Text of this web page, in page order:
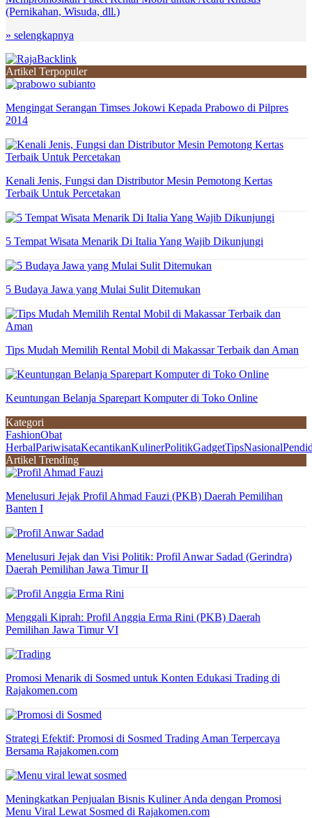
(Pernikahan, Wisuda, dll.)
» selengkapnya
Artikel Terpopuler
Mengingat Serangan Timses Jokowi Kepada Prabowo di Pilpres
2014
Kenali Jenis, Fungsi dan Distributor Mesin Pemotong Kertas
Terbaik Untuk Percetakan
5 Tempat Wisata Menarik Di Italia Yang Wajib Dikunjungi
5 Budaya Jawa yang Mulai Sulit Ditemukan
Tips Mudah Memilih Rental Mobil di Makassar Terbaik dan Aman
Keuntungan Belanja Sparepart Komputer di Toko Online
Kategori
FashionObat
HerbalPariwisataKecantikanKulinerPolitikGadgetTipsNasional
Artikel Trending
Menelusuri Jejak Profil Ahmad Fauzi (PKB) Daerah Pemilihan
Banten I
Menelusuri Jejak dan Visi Politik: Profil Anwar Sadad (Gerindra)
Daerah Pemilihan Jawa Timur II
Menggali Kiprah: Profil Anggia Erma Rini (PKB) Daerah
Pemilihan Jawa Timur VI
Promosi Menarik di Sosmed untuk Konten Edukasi Trading di
Rajakomen.com
Strategi Efektif: Promosi di Sosmed Trading Aman Terpercaya
Bersama Rajakomen.com
Meningkatkan Penjualan Bisnis Kuliner Anda dengan Promosi
Menu Viral Lewat Sosmed di Rajakomen.com